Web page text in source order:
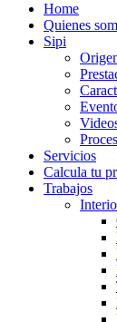
Home
Quienes
Sipi
Servicios
Calcula tu
Trabajos